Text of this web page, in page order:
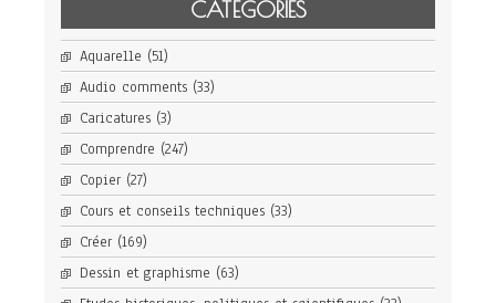
CATÉGORIES
Aquarelle (51)
Audio comments (33)
Caricatures (3)
Comprendre (247)
Copier (27)
Cours et conseils techniques (33)
Créer (169)
Dessin et graphisme (63)